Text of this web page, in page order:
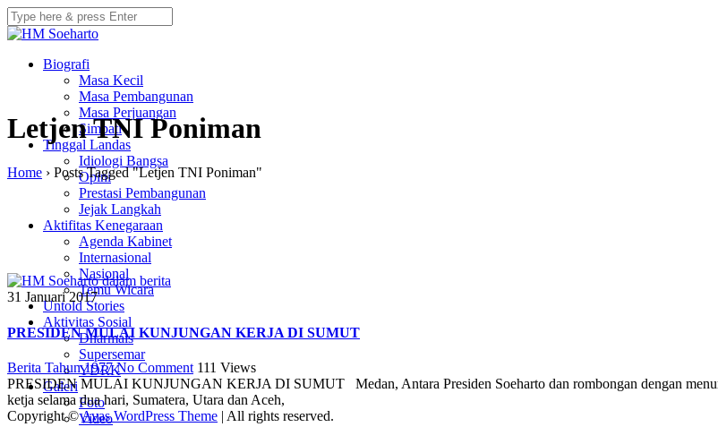
Biografi
Masa Kecil
Masa Pembangunan
Masa Perjuangan
Simpati
Tinggal Landas
Idiologi Bangsa
Opini
Prestasi Pembangunan
Jejak Langkah
Aktifitas Kenegaraan
Agenda Kabinet
Internasional
Nasional
Temu Wicara
Untold Stories
Aktivitas Sosial
Dharmais
Supersemar
YDRK
Galeri
Foto
Video
Letjen TNI Poniman
Home › Posts Tagged "Letjen TNI Poniman"
31 Januari 2017
PRESIDEN MULAI KUNJUNGAN KERJA DI SUMUT
Berita Tahun 1977 No Comment 111 Views
PRESIDEN MULAI KUNJUNGAN KERJA DI SUMUT Medan, Antara Presiden Soeharto dan rombongan dengan
ketja selama dua hari, Sumatera, Utara dan Aceh,
Copyright ©Avas WordPress Theme | All rights reserved.